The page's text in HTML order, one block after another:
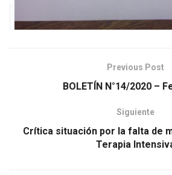
Previous Post
BOLETÍN N°14/2020 –
Siguiente
Crítica situación por la falta de
Terapia